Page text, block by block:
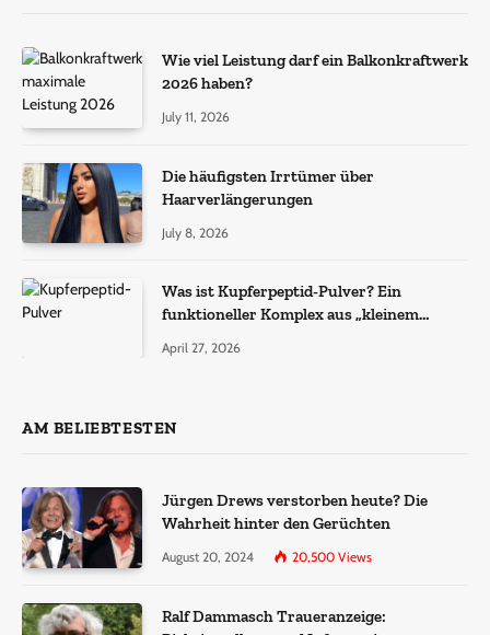
Wie viel Leistung darf ein Balkonkraftwerk
2026 haben?
July 11, 2026
Die häufigsten Irrtümer über
Haarverlängerungen
July 8, 2026
Was ist Kupferpeptid-Pulver? Ein
funktioneller Komplex aus „kleinem
April 27, 2026
AM BELIEBTESTEN
Jürgen Drews verstorben heute? Die
Wahrheit hinter den Gerüchten
August 20, 2024 20,500 Views
Ralf Dammasch Traueranzeige: